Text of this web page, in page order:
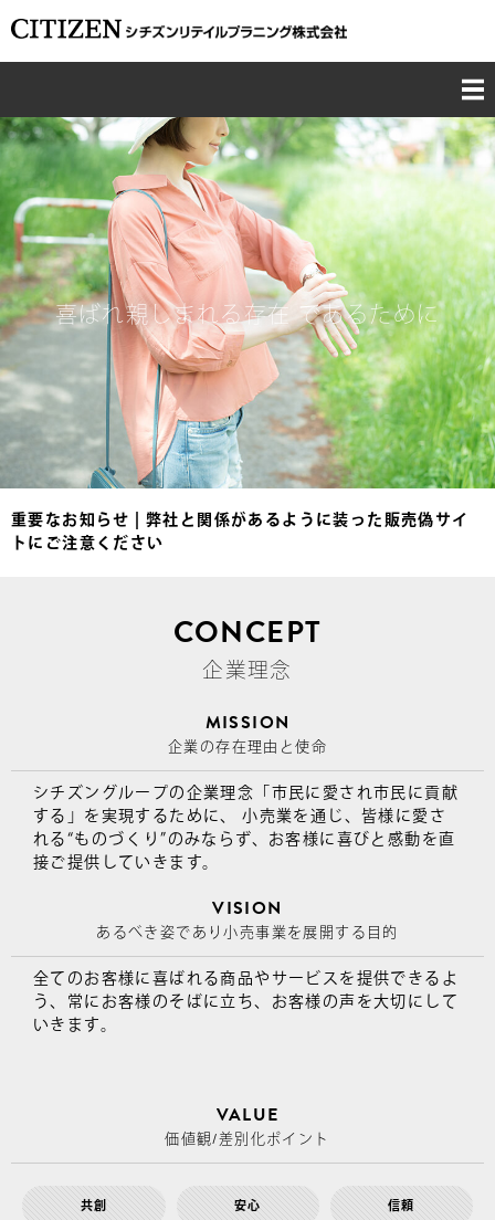
TOP
CONCEPT
BUSINESS
CSR
COMPANY
RECRUIT
CONTACT
喜ばれ親しまれる存在 であるために
重要なお知らせ | 弊社と関係があるように装った販売偽サイ
トにご注意ください
CONCEPT
企業理念
MISSION
企業の存在理由と使命
シチズングループの企業理念「市民に愛され市民に貢献
する」を実現するために、 小売業を通じ、皆様に愛さ
れる“ものづくり”のみならず、お客様に喜びと感動を直
接ご提供していきます。
VISION
あるべき姿であり小売事業を展開する目的
全てのお客様に喜ばれる商品やサービスを提供できるよ
う、 常にお客様のそばに立ち、お客様の声を大切にして
いきます。
VALUE
価値観/差別化ポイント
共創 安心 信頼